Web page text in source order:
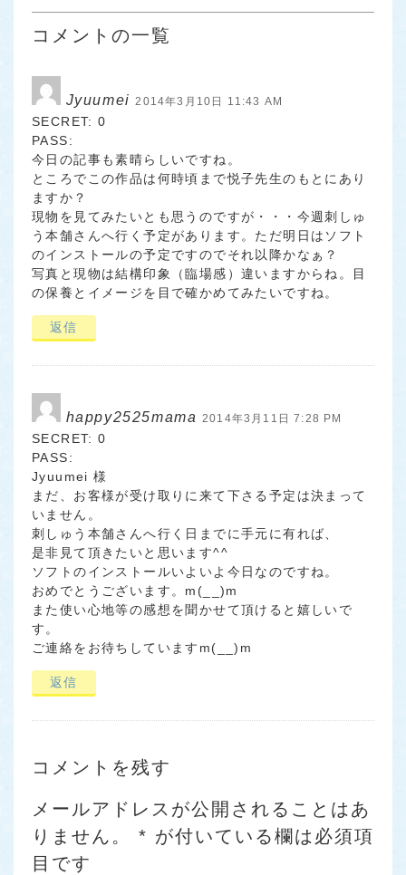
コメントの一覧
Jyuumei 2014年3月10日 11:43 AM
SECRET: 0
PASS:
今日の記事も素晴らしいですね。
ところでこの作品は何時頃まで悦子先生のもとにあり
ますか？
現物を見てみたいとも思うのですが・・・今週刺しゅ
う本舗さんへ行く予定があります。ただ明日はソフト
のインストールの予定ですのでそれ以降かなぁ？
写真と現物は結構印象（臨場感）違いますからね。目
の保養とイメージを目で確かめてみたいですね。
返信
happy2525mama 2014年3月11日 7:28 PM
SECRET: 0
PASS:
Jyuumei 様
まだ、お客様が受け取りに来て下さる予定は決まって
いません。
刺しゅう本舗さんへ行く日までに手元に有れば、
是非見て頂きたいと思います^^
ソフトのインストールいよいよ今日なのですね。
おめでとうございます。m(__)m
また使い心地等の感想を聞かせて頂けると嬉しいで
す。
ご連絡をお待ちしていますm(__)m
返信
コメントを残す
メールアドレスが公開されることはあ
りません。
* が付いている欄は必須項
目です